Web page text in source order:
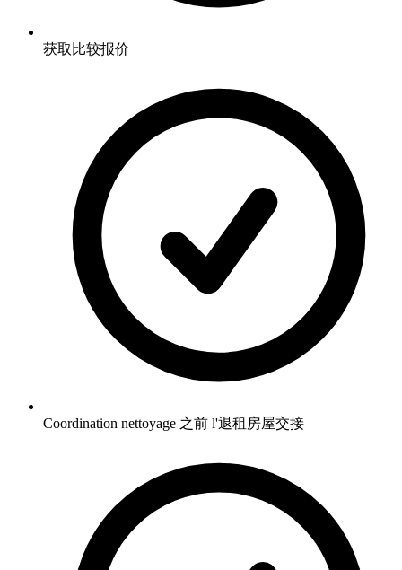
获取比较报价
Coordination nettoyage 之前 l'退租房屋交接